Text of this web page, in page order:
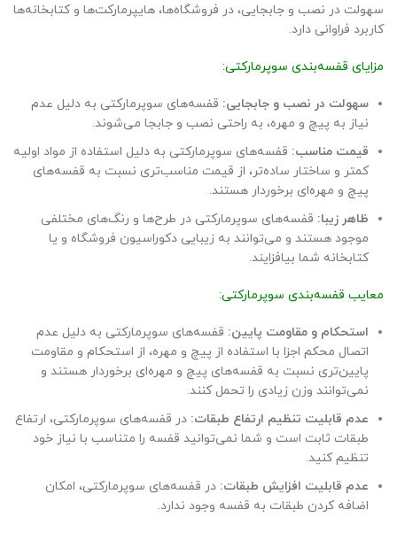
سهولت در نصب و جابجایی، در فروشگاه‌ها، هایپرمارکت‌ها و کتابخانه‌ها
کاربرد فراوانی دارد.
مزایای قفسه‌بندی سوپرمارکتی:
سهولت در نصب و جابجایی: قفسه‌های سوپرمارکتی به دلیل عدم
نیاز به پیچ و مهره، به راحتی نصب و جابجا می‌شوند.
قیمت مناسب: قفسه‌های سوپرمارکتی به دلیل استفاده از مواد اولیه
کمتر و ساختار ساده‌تر، از قیمت مناسب‌تری نسبت به قفسه‌های
پیچ و مهره‌ای برخوردار هستند.
ظاهر زیبا: قفسه‌های سوپرمارکتی در طرح‌ها و رنگ‌های مختلفی
موجود هستند و می‌توانند به زیبایی دکوراسیون فروشگاه و یا
کتابخانه شما بیافزایند.
معایب قفسه‌بندی سوپرمارکتی:
استحکام و مقاومت پایین: قفسه‌های سوپرمارکتی به دلیل عدم
اتصال محکم اجزا با استفاده از پیچ و مهره، از استحکام و مقاومت
پایین‌تری نسبت به قفسه‌های پیچ و مهره‌ای برخوردار هستند و
نمی‌توانند وزن زیادی را تحمل کنند.
عدم قابلیت تنظیم ارتفاع طبقات: در قفسه‌های سوپرمارکتی، ارتفاع
طبقات ثابت است و شما نمی‌توانید قفسه را متناسب با نیاز خود
تنظیم کنید.
عدم قابلیت افزایش طبقات: در قفسه‌های سوپرمارکتی، امکان
اضافه کردن طبقات به قفسه وجود ندارد.